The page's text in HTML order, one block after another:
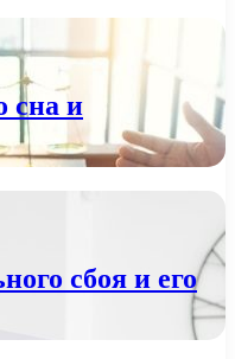
сна и
сбоя и его